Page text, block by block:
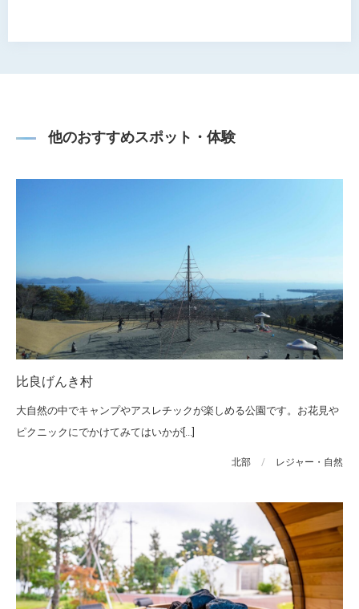
他のおすすめスポット・体験
比良げんき村
大自然の中でキャンプやアスレチックが楽しめる公園です。お花見や
ピクニックにでかけてみてはいかが[...]
北部 / レジャー・自然